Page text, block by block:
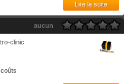
Lire la suite
aucun
clinic